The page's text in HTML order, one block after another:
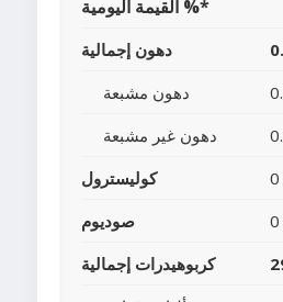
القيمة اليومية %*
دهون إجمالية
دهون مشبعة
دهون غير مشبعة
كوليسترول
0
صوديوم
0
كربوهيدرات إجمالية